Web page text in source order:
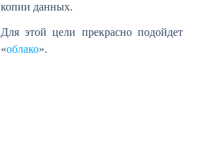
копии данных.
Для этой цели прекрасно подойдет
«облако».